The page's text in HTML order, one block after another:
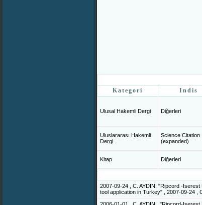
Kategori
Indis
Ulusal Hakemli Dergi Diğerleri
Uluslararası Hakemli
Dergi
Science Citation
(expanded)
Kitap Diğerleri
2007-09-24 , C. AYDIN, "Ripcord -
tool application in Turkey" , 2007-09-24 ,